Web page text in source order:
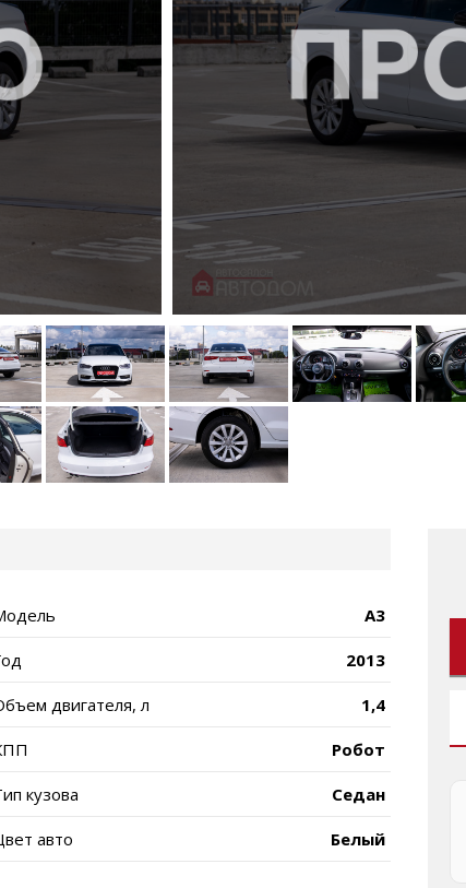
A3
2013
Объем двигателя, л 1,4
Робот
кузова Седан
авто Белый